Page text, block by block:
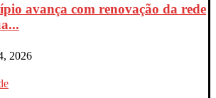
avança com renovação da rede
2026